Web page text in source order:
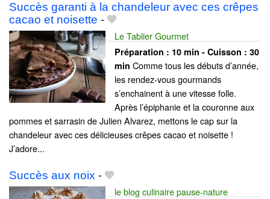
Succès garanti à la chandeleur avec ces crêpes
cacao et noisette -
Le Tablier Gourmet
Préparation : 10 min - Cuisson : 30
min Comme tous les débuts d’année,
les rendez-vous gourmands
s’enchainent à une vitesse folle.
Après l’épiphanie et la couronne aux
pommes et sarrasin de Julien Alvarez, mettons le cap sur la
chandeleur avec ces délicieuses crêpes cacao et noisette !
J’adore...
Succès aux noix -
le blog culinaire pause-nature